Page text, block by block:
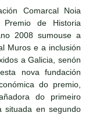
Comarcal Noia
de Historia
2008 sumouse a
Muros e a inclusión
a Galicia, senón
nova fundación
do premio,
do primeiro
en segundo